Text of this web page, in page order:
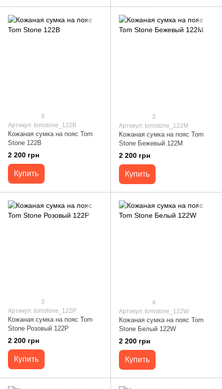
8
Артикул: tomstone_122B
Кожаная сумка на пояс Tom
Stone 122B
2 200 грн
Купить
3
Артикул: tomstone_122M
Кожаная сумка на пояс Tom
Stone Бежевый 122M
2 200 грн
Купить
3
Артикул: tomstone_122P
Кожаная сумка на пояс Tom
Stone Розовый 122P
2 200 грн
Купить
4
Артикул: tomstone_122W
Кожаная сумка на пояс Tom
Stone Белый 122W
2 200 грн
Купить